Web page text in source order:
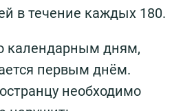
в течение каждых 180.
календарным дням,
первым днём.
необходимо